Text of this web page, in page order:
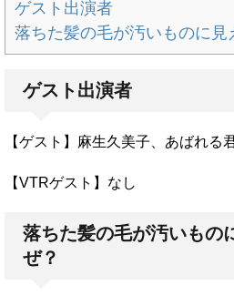
ゲスト出演者
落ちた髪の毛が汚いものに見
ゲスト出演者
【ゲスト】麻生久美子、あばれる
【VTRゲスト】なし
落ちた髪の毛が汚いもの
ぜ？